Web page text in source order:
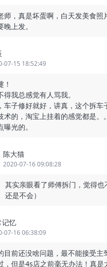
师，真是坏蛋啊，白天发美食照
晚上发。
07-15 18:52:49
！
得我总感觉有人骂我。
车子修好就好，讲真，这个拆车
术的，淘宝上挂着的感觉都是。
曝光的。
陈大猫
2020-07-16 09:08:28
其实亲眼看了师傅拆门，觉得
还是不会）
记忆
07-16 06:38:09
目前还没啥问题，最不能接受主
，但是4s店之前毫无办法！真是